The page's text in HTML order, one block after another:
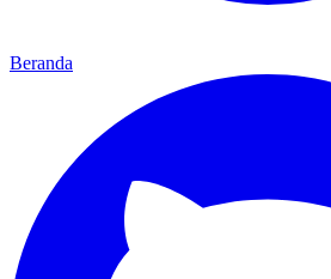
Beranda